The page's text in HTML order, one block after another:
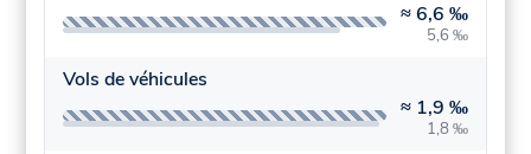
≈6,6 ‰
5,6 ‰
Vols de véhicules
≈ 1,9 ‰
1,8 ‰